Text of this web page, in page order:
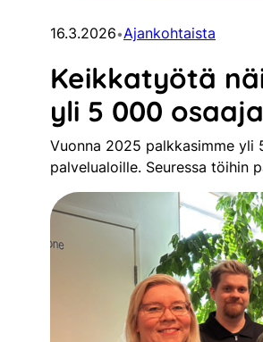
16.3.2026•Ajankohtaista
Keikkatyötä
yli 5 000
Vuonna 2025 palkkasimme
palvelualoille. Seuressa töihin